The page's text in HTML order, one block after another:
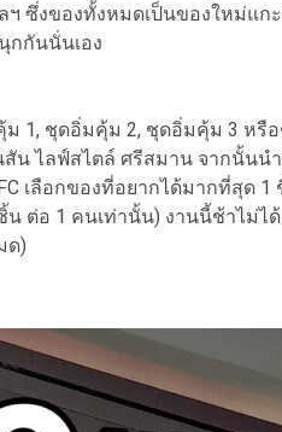
ซึ่งของทั้งหมดเป็นของใหม่แก
กกันนั่นเอง
ชุดอิ่มคุ้ม 2, ชุดอิ่มคุ้ม 3 หรือ
สัน ไลฟ์สไตล์ ศรีสมาน จากนั้นน
เลือกของที่อยากได้มากที่สุด 1
ต่อ 1 คนเท่านั้น) งานนี้ช้าไม่ไ
ด)